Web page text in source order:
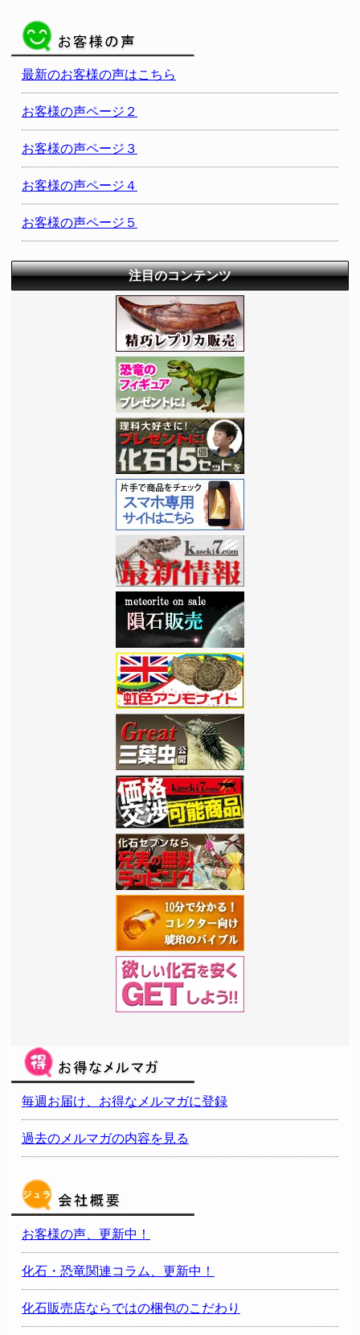
最新のお客様の声はこちら
お客様の声ページ２
お客様の声ページ３
お客様の声ページ４
お客様の声ページ５
注目のコンテンツ
毎週お届け、お得なメルマガに登録
過去のメルマガの内容を見る
お客様の声、更新中！
化石・恐竜関連コラム、更新中！
化石販売店ならではの梱包のこだわり